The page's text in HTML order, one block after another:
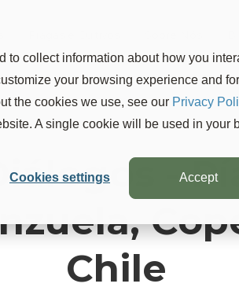
collect information about how you
your browsing experience and
the cookies we use, see our Privacy
A single cookie will be used in your
Cookies settings Accept
Diálogos - Pía
Chile